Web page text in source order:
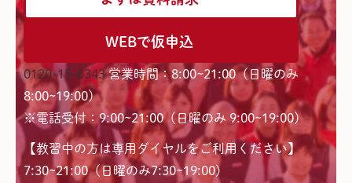
WEBで仮申込
0120-15-6343 営業時間：8:00~21:00（日曜のみ
8:00~19:00）
※電話受付：9:00~21:00（日曜のみ 9:00~19:00）
【教習中の方は専用ダイヤルをご利用ください】
7:30~21:00（日曜のみ7:30~19:00)